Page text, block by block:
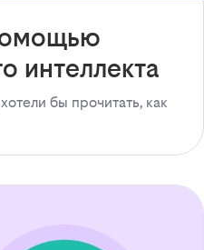
интеллекта
бы прочитать, как